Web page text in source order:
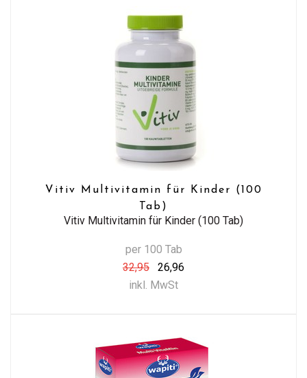
Vitiv Multivitamin für Kinder (100
Tab)
Vitiv Multivitamin für Kinder (100 Tab)
per 100 Tab
32,95
26,96
inkl. MwSt